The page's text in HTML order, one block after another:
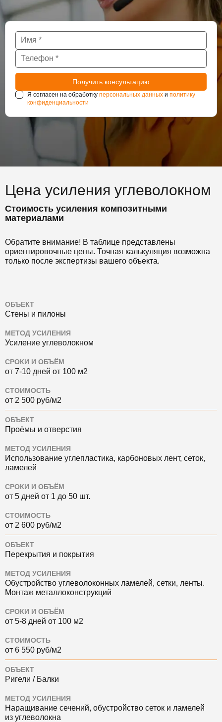
Я согласен на обработку персональных данных и политику
конфиденциальности
Цена усиления углеволокном
Стоимость усиления композитными
материалами
Обратите внимание! В таблице представлены
ориентировочные цены. Точная калькуляция возможна
только после экспертизы вашего объекта.
ОБЪЕКТ
Стены и пилоны
МЕТОД УСИЛЕНИЯ
Усиление углеволокном
СРОКИ И ОБЪЁМ
от 7-10 дней от 100 м2
СТОИМОСТЬ
от 2 500 руб/м2
ОБЪЕКТ
Проёмы и отверстия
МЕТОД УСИЛЕНИЯ
Использование углепластика, карбоновых лент, сеток,
ламелей
СРОКИ И ОБЪЁМ
от 5 дней от 1 до 50 шт.
СТОИМОСТЬ
от 2 600 руб/м2
ОБЪЕКТ
Перекрытия и покрытия
МЕТОД УСИЛЕНИЯ
Обустройство углеволоконных ламелей, сетки, ленты.
Монтаж металлоконструкций
СРОКИ И ОБЪЁМ
от 5-8 дней от 100 м2
СТОИМОСТЬ
от 6 550 руб/м2
ОБЪЕКТ
Ригели / Балки
МЕТОД УСИЛЕНИЯ
Наращивание сечений, обустройство сеток и ламелей
из углеволокна